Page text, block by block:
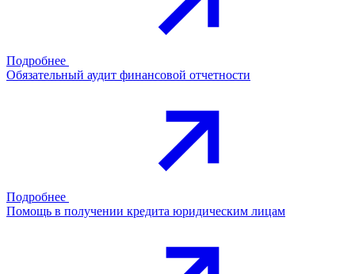
Подробнее
Обязательный аудит финансовой отчетности
Подробнее
Помощь в получении кредита юридическим лицам